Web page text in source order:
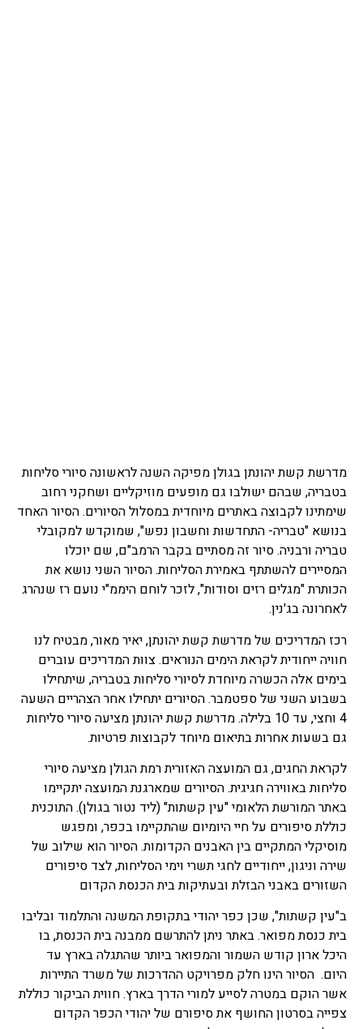
מדרשת קשת יהונתן בגולן מפיקה השנה לראשונה סיורי סליחות
בטבריה, שבהם ישולבו גם מופעים מוזיקליים ושחקני רחוב
שימתינו לקבוצה באתרים מיוחדית במסלול הסיורים. הסיור האחד
בנושא "טבריה- התחדשות וחשבון נפש", שמוקדש למקובלי
טבריה ורבניה. סיור זה מסתיים בקבר הרמב"ם, שם יוכלו
המסיירים להשתתף באמירת הסליחות. הסיור השני נושא את
הכותרת "מגלים רזים וסודות", לזכר לוחם היממ"י נועם רז שנהרג
לאחרונה בג'נין.
רכז המדריכים של מדרשת קשת יהונתן, יאיר מאור, מבטיח לנו
חוויה ייחודית לקראת הימים הנוראים. צוות המדריכים עוברים
בימים אלה הכשרה מיוחדת לסיורי סליחות בטבריה, שיתחילו
בשבוע השני של ספטמבר. הסיורים יתחילו אחר הצהריים השעה
4 וחצי, עד 10 בלילה. מדרשת קשת יהונתן מציעה סיורי סליחות
גם בשעות אחרות בתיאום מיוחד לקבוצות פרטיות.
לקראת החגים, גם המועצה האזורית רמת הגולן מציעה סיורי
סליחות באווירה חגיגית. הסיורים שמארגנת המועצה יתקיימו
באתר המורשת הלאומי "עין קשתות" (ליד נטור בגולן). התוכנית
כוללת סיפורים על חיי היומיום שהתקיימו בכפר, ומפגש
מוסיקלי המתקיים בין האבנים הקדומות. הסיור הוא שילוב של
שירה וניגון, ייחודיים לחגי תשרי וימי הסליחות, לצד סיפורים
השזורים באבני הבזלת ובעתיקות בית הכנסת הקדום
ב"עין קשתות", שכן כפר יהודי בתקופת המשנה והתלמוד ובליבו
בית כנסת מפואר. באתר ניתן להתרשם ממבנה בית הכנסת, בו
היכל ארון קודש השמור והמפואר ביותר שהתגלה בארץ עד
היום. הסיור הינו חלק מפרויקט ההדרכות של משרד התיירות
אשר הוקם במטרה לסייע למורי הדרך בארץ. חווית הביקור כוללת
צפייה בסרטון החושף את סיפורם של יהודי הכפר הקדום